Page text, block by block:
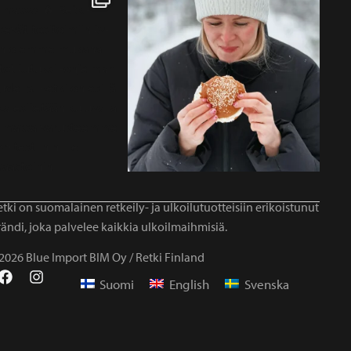
on suomalainen retkeily- ja ulkoilutuotteisiin erikoistunut
joka palvelee kaikkia ulkoilmaihmisiä.
Blue Import BIM Oy / Retki Finland
Suomi English Svenska